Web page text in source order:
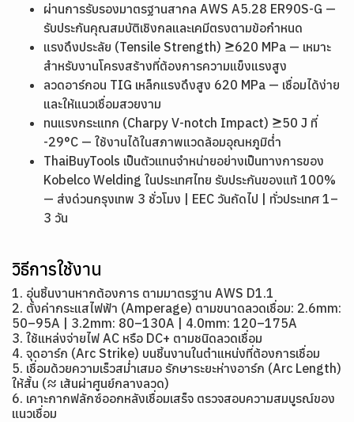
ผ่านการรับรองมาตรฐานสากล AWS A5.28 ER90S-G —
รับประกันคุณสมบัติเชิงกลและเคมีตรงตามข้อกำหนด
แรงดึงประลัย (Tensile Strength) ≥620 MPa — เหมาะ
สำหรับงานโครงสร้างที่ต้องการความแข็งแรงสูง
ลวดอาร์กอน TIG เหล็กแรงดึงสูง 620 MPa — เชื่อมได้ง่าย
และให้แนวเชื่อมสวยงาม
ทนแรงกระแทก (Charpy V-notch Impact) ≥50 J ที่
-29°C — ใช้งานได้ในสภาพแวดล้อมอุณหภูมิต่ำ
ThaiBuyTools เป็นตัวแทนจำหน่ายอย่างเป็นทางการของ
Kobelco Welding ในประเทศไทย รับประกันของแท้ 100%
— ส่งด่วนกรุงเทพ 3 ชั่วโมง | EEC วันถัดไป | ทั่วประเทศ 1–
3 วัน
วิธีการใช้งาน
1. อุ่นชิ้นงานหากต้องการ ตามมาตรฐาน AWS D1.1
2. ตั้งค่ากระแสไฟฟ้า (Amperage) ตามขนาดลวดเชื่อม: 2.6mm:
50–95A | 3.2mm: 80–130A | 4.0mm: 120–175A
3. ใช้แหล่งจ่ายไฟ AC หรือ DC+ ตามชนิดลวดเชื่อม
4. จุดอาร์ก (Arc Strike) บนชิ้นงานในตำแหน่งที่ต้องการเชื่อม
5. เชื่อมด้วยความเร็วสม่ำเสมอ รักษาระยะห่างอาร์ก (Arc Length)
ให้สั้น (≈ เส้นผ่าศูนย์กลางลวด)
6. เคาะกากฟลักซ์ออกหลังเชื่อมเสร็จ ตรวจสอบความสมบูรณ์ของ
แนวเชื่อม